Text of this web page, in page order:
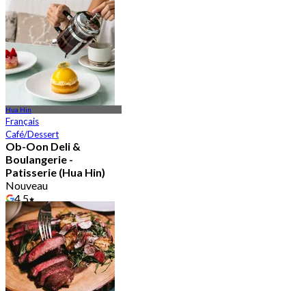
Hua Hin
Français
Café/Dessert
Ob-Oon Deli &
Boulangerie -
Patisserie (Hua Hin)
Nouveau
4.5
De฿ 1,399